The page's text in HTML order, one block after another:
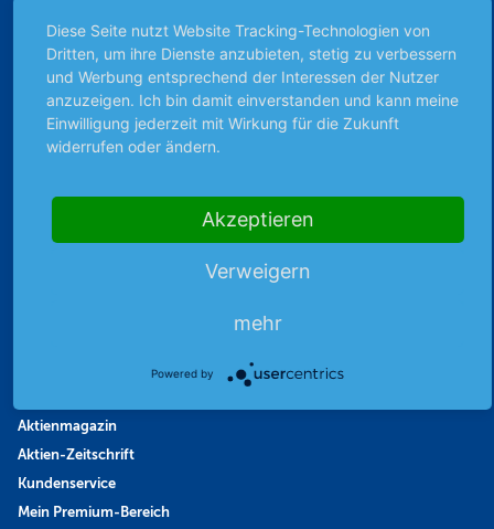
Börsengerüchte
Börsengespräche
Börsennews
Favoriten
Finanzpodcast
Thema der Woche
Abonnement kündigen
Aktienmagazin
Aktien-Zeitschrift
Kundenservice
Mein Premium-Bereich
Diese Seite nutzt Website Tracking-Technologien von
Dritten, um ihre Dienste anzubieten, stetig zu verbessern
und Werbung entsprechend der Interessen der Nutzer
anzuzeigen. Ich bin damit einverstanden und kann meine
Einwilligung jederzeit mit Wirkung für die Zukunft
widerrufen oder ändern.
Akzeptieren
Verweigern
mehr
Powered by